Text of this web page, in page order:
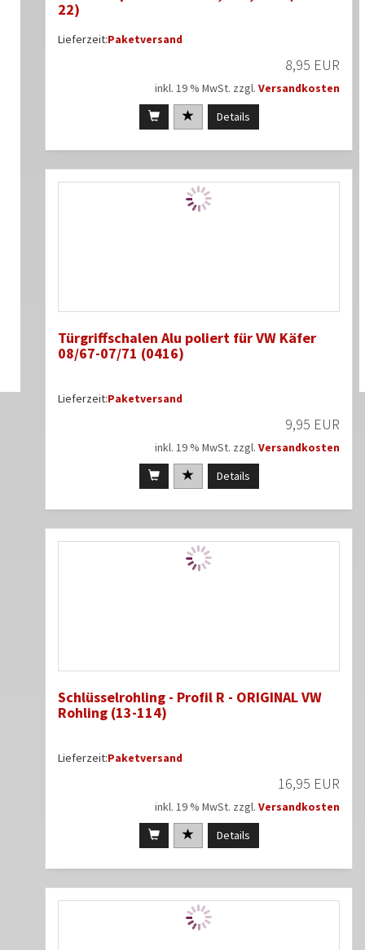
22)
Lieferzeit:Paketversand
8,95 EUR
inkl. 19 % MwSt. zzgl. Versandkosten
Details
Türgriffschalen Alu poliert für VW Käfer
08/67-07/71 (0416)
Lieferzeit:Paketversand
9,95 EUR
inkl. 19 % MwSt. zzgl. Versandkosten
Details
Schlüsselrohling - Profil R - ORIGINAL VW
Rohling (13-114)
Lieferzeit:Paketversand
16,95 EUR
inkl. 19 % MwSt. zzgl. Versandkosten
Details